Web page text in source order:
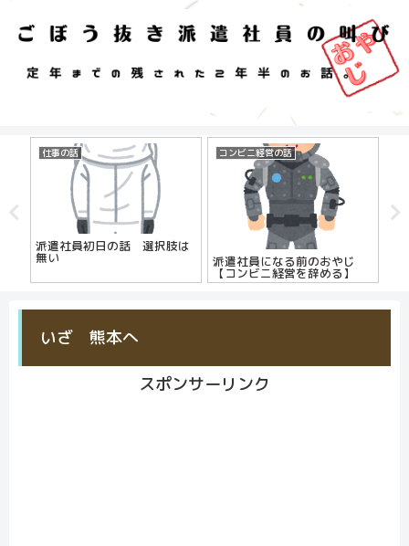
仕事の話
派遣社員初日の話 選択肢は
無い
コンビニ経営の話
派遣社員になる前のおやじ
【コンビニ経営を辞める】
いざ 熊本へ
スポンサーリンク